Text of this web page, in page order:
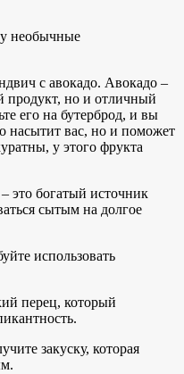
необычные
с авокадо. Авокадо –
продукт, но и отличный
его на бутерброд, и вы
насытит вас, но и поможет
у этого фрукта
это богатый источник
сытым на долгое
использовать
перец, который
закуску, которая